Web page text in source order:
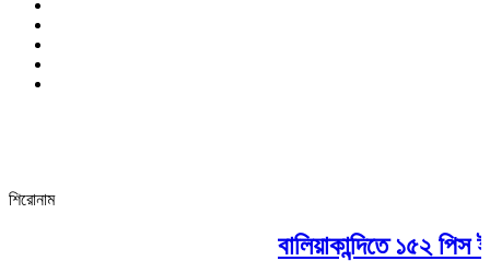
শিরোনাম
বালিয়াকান্দিতে ১৫২ পিস